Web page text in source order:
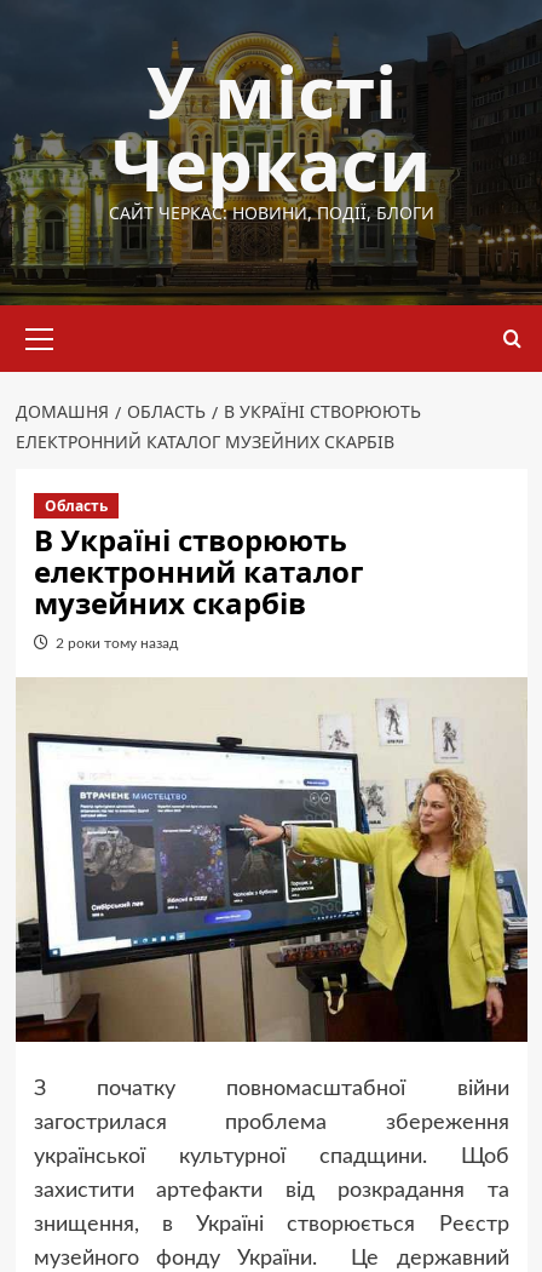
У місті
Черкаси
САЙТ ЧЕРКАС: НОВИНИ, ПОДІЇ, БЛОГИ
меню
ДОМАШНЯ ОБЛАСТЬ
В УКРАЇНІ СТВОРЮЮТЬ
ЕЛЕКТРОННИЙ КАТАЛОГ МУЗЕЙНИХ СКАРБІВ
Область
В Україні створюють
електронний каталог
музейних скарбів
2 роки тому назад
З початку повномасштабної війни
загострилася проблема збереження
української культурної спадщини. Щоб
захистити артефакти від розкрадання та
знищення, в Україні створюється Реєстр
музейного фонду України. Це державний